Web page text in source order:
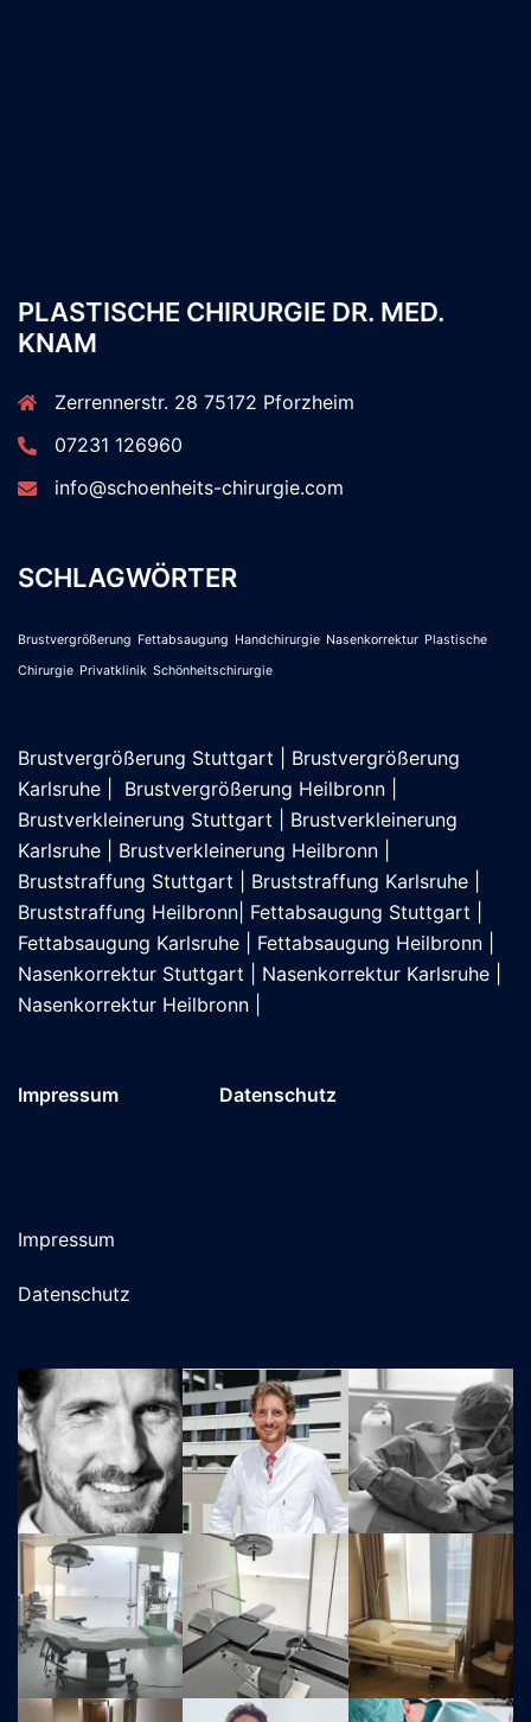
PLASTISCHE CHIRURGIE DR. MED.
KNAM
Zerrennerstr. 28 75172 Pforzheim
07231 126960
info@schoenheits-chirurgie.com
SCHLAGWÖRTER
Brustvergrößerung Fettabsaugung Handchirurgie Nasenkorrektur Plastische
Chirurgie Privatklinik Schönheitschirurgie
Brustvergrößerung Stuttgart
Brustvergrößerung
Karlsruhe
Brustvergrößerung Heilbronn
Brustverkleinerung Stuttgart
Brustverkleinerung
Karlsruhe
Brustverkleinerung Heilbronn
Bruststraffung Stuttgart
Bruststraffung Karlsruhe
Bruststraffung Heilbronn Fettabsaugung Stuttgart
Fettabsaugung Karlsruhe
Fettabsaugung Heilbronn
Nasenkorrektur Stuttgart
Nasenkorrektur Karlsruhe
Nasenkorrektur Heilbronn
Impressum Datenschutz
Impressum
Datenschutz